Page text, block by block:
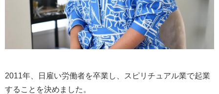
2011年、日雇い労働者を卒業し、スピリチュアル業で起業
することを決めました。